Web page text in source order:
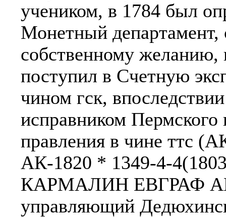
учеником, в 1784 был
Монетный департамент,
собственному желанию,
поступил в Счетную
чином гск,
исправником Пермского
правления в чине ттс
АК-1820 * 1349-4-
КАРМАЛИН ЕВГРАФ
управляющий